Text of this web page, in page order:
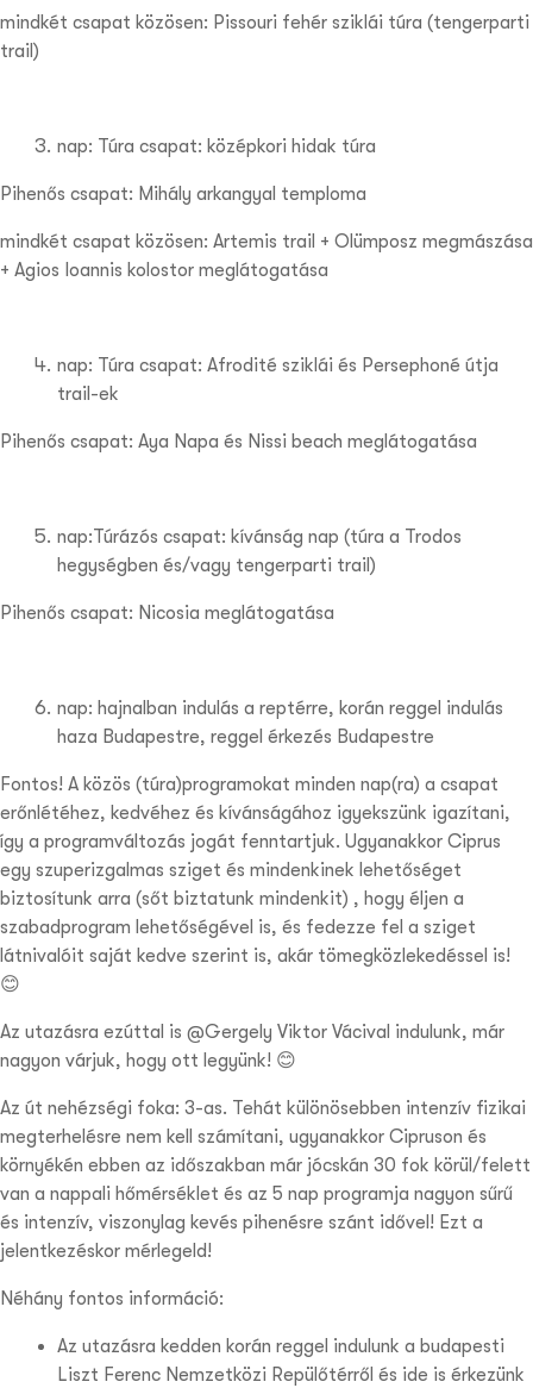
mindkét csapat közösen: Pissouri fehér sziklái túra (tengerparti
trail)
nap: Túra csapat: középkori hidak túra
Pihenős csapat: Mihály arkangyal temploma
mindkét csapat közösen: Artemis trail + Olümposz megmászása
+ Agios Ioannis kolostor meglátogatása
nap: Túra csapat: Afrodité sziklái és Persephoné útja
trail-ek
Pihenős csapat: Aya Napa és Nissi beach meglátogatása
nap:Túrázós csapat: kívánság nap (túra a Trodos
hegységben és/vagy tengerparti trail)
Pihenős csapat: Nicosia meglátogatása
nap: hajnalban indulás a reptérre, korán reggel indulás
haza Budapestre, reggel érkezés Budapestre
Fontos! A közös (túra)programokat minden nap(ra) a csapat
erőnlétéhez, kedvéhez és kívánságához igyekszünk igazítani,
így a programváltozás jogát fenntartjuk. Ugyanakkor Ciprus
egy szuperizgalmas sziget és mindenkinek lehetőséget
biztosítunk arra (sőt biztatunk mindenkit) , hogy éljen a
szabadprogram lehetőségével is, és fedezze fel a sziget
látnivalóit saját kedve szerint is, akár tömegközlekedéssel is!
😊
Az utazásra ezúttal is @Gergely Viktor Vácival indulunk, már
nagyon várjuk, hogy ott legyünk! 😊
Az út nehézségi foka: 3-as. Tehát különösebben intenzív fizikai
megterhelésre nem kell számítani, ugyanakkor Cipruson és
környékén ebben az időszakban már jócskán 30 fok körül/felett
van a nappali hőmérséklet és az 5 nap programja nagyon sűrű
és intenzív, viszonylag kevés pihenésre szánt idővel! Ezt a
jelentkezéskor mérlegeld!
Néhány fontos információ:
Az utazásra kedden korán reggel indulunk a budapesti
Liszt Ferenc Nemzetközi Repülőtérről és ide is érkezünk